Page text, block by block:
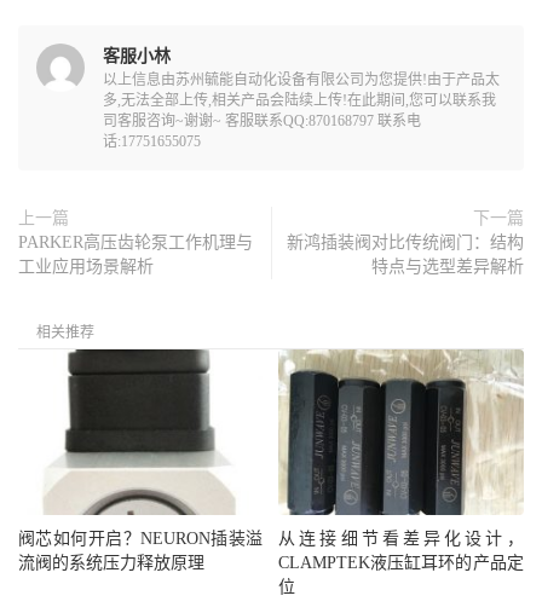
客服小林
以上信息由苏州毓能自动化设备有限公司为您提供!由于产品太
多,无法全部上传,相关产品会陆续上传!在此期间,您可以联系我
司客服咨询~谢谢~ 客服联系QQ:870168797 联系电
话:17751655075
上一篇
PARKER高压齿轮泵工作机理与
工业应用场景解析
下一篇
新鸿插装阀对比传统阀门：结构
特点与选型差异解析
相关推荐
阀芯如何开启？NEURON插装溢
流阀的系统压力释放原理
从连接细节看差异化设计，
CLAMPTEK液压缸耳环的产品定
位